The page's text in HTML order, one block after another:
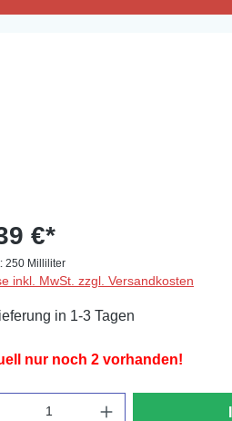
€*
250 Milliliter
inkl. MwSt. zzgl. Versandkosten
in 1-3 Tagen
nur noch 2 vorhanden!